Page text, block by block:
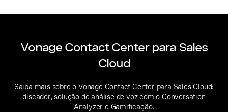
Vonage Contact Center para Sales
Cloud
Saiba mais sobre o Vonage Contact Center para Sales Cloud:
discador, solução de análise de voz com o Conversation
Analyzer e Gamificação.